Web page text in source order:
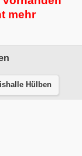
mehr
Hülben